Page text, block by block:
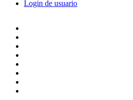
Login de usuario